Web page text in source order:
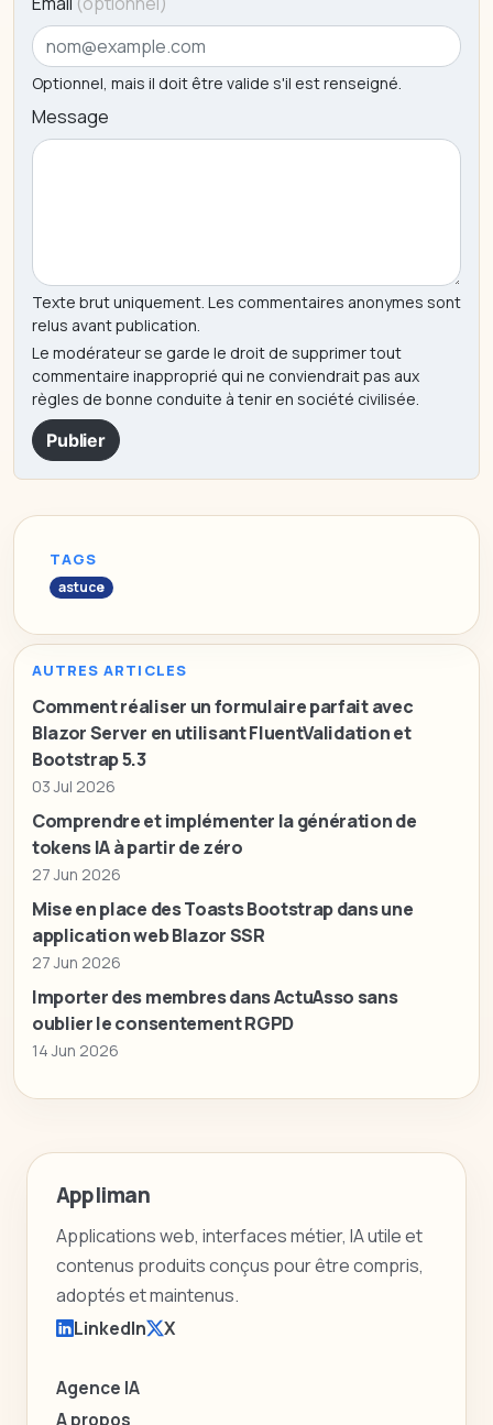
Optionnel, mais il doit être valide s'il est renseigné.
Message
Texte brut uniquement. Les commentaires anonymes sont
relus avant publication.
Le modérateur se garde le droit de supprimer tout
commentaire inapproprié qui ne conviendrait pas aux
règles de bonne conduite à tenir en société civilisée.
Publier
TAGS
astuce
AUTRES ARTICLES
Comment réaliser un formulaire parfait avec
Blazor Server en utilisant FluentValidation et
Bootstrap 5.3
03 Jul 2026
Comprendre et implémenter la génération de
tokens IA à partir de zéro
27 Jun 2026
Mise en place des Toasts Bootstrap dans une
application web Blazor SSR
27 Jun 2026
Importer des membres dans ActuAsso sans
oublier le consentement RGPD
14 Jun 2026
Appliman
Applications web, interfaces métier, IA utile et
contenus produits conçus pour être compris,
adoptés et maintenus.
LinkedIn
X
Agence IA
A propos